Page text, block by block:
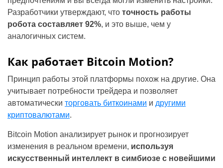
Разработчики утверждают, что точность работы
робота составляет 92%, и это выше, чем у
аналогичных систем.
Как работает Bitcoin Motion?
Принцип работы этой платформы похож на другие. Она
учитывает потребности трейдера и позволяет
автоматически торговать биткоинами и другими
криптовалютами.
Bitcoin Motion анализирует рынок и прогнозирует
изменения в реальном времени, используя
искусственный интеллект в симбиозе с новейшими